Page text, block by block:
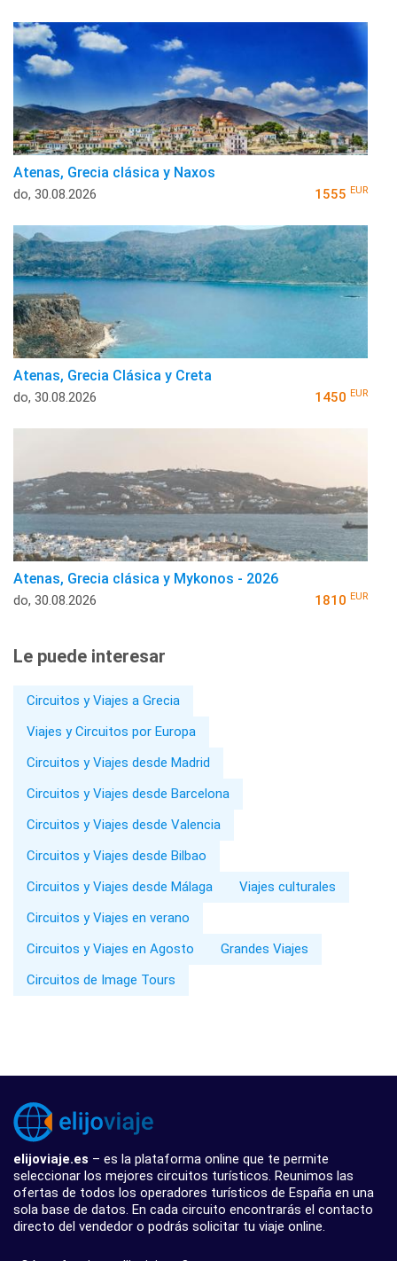
Atenas, Grecia clásica y Naxos
do, 30.08.2026 1555 EUR
Atenas, Grecia Clásica y Creta
do, 30.08.2026 1450 EUR
Atenas, Grecia clásica y Mykonos - 2026
do, 30.08.2026 1810 EUR
Le puede interesar
Circuitos y Viajes a Grecia
Viajes y Circuitos por Europa
Circuitos y Viajes desde Madrid
Circuitos y Viajes desde Barcelona
Circuitos y Viajes desde Valencia
Circuitos y Viajes desde Bilbao
Circuitos y Viajes desde Málaga
Viajes culturales
Circuitos y Viajes en verano
Circuitos y Viajes en Agosto
Grandes Viajes
Circuitos de Image Tours
elijoviaje.es – es la plataforma online que te permite
seleccionar los mejores circuitos turísticos. Reunimos las
ofertas de todos los operadores turísticos de España en una
sola base de datos. En cada circuito encontrarás el contacto
directo del vendedor o podrás solicitar tu viaje online.